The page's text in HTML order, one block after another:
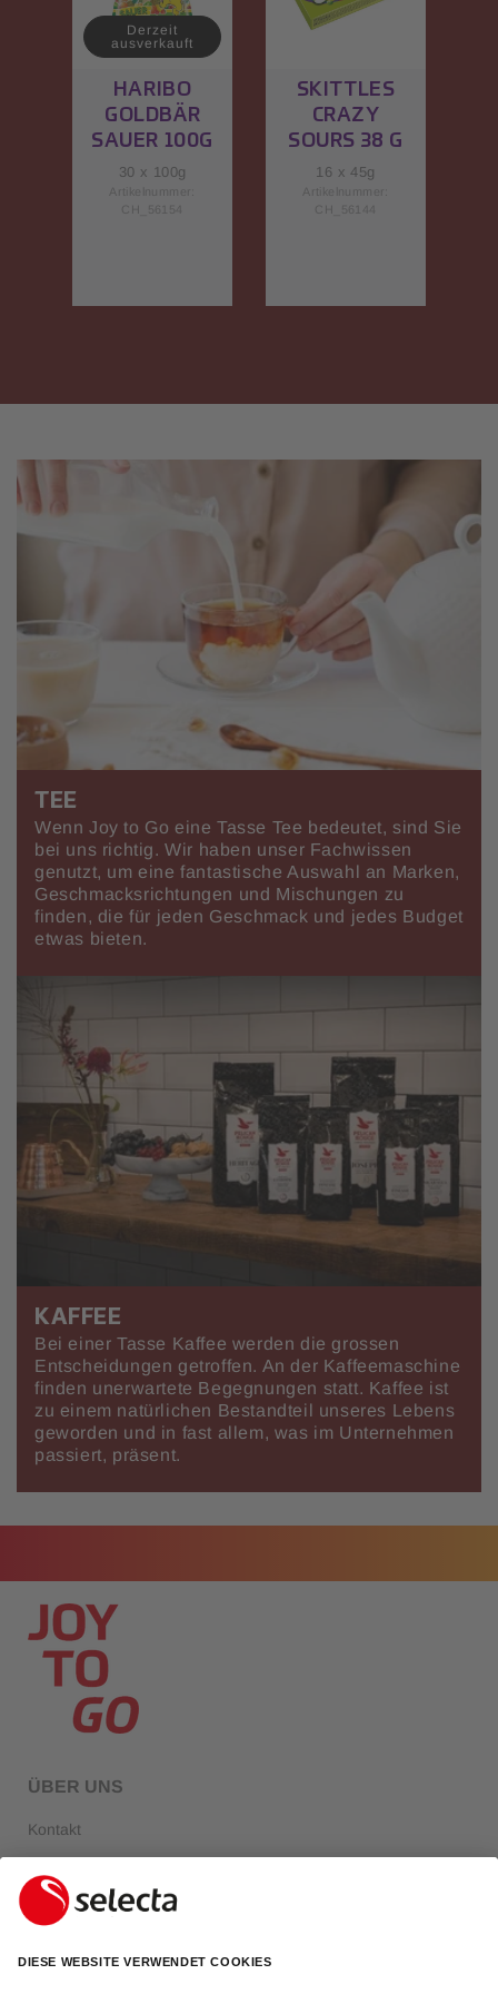
HARIBO
GOLDBÄR
SAUER 100G
30 x 100g
Artikelnummer:
CH_56154
Derzeit
ausverkauft
SKITTLES
CRAZY
SOURS 38 G
16 x 45g
Artikelnummer:
CH_56144
TEE
Wenn Joy to Go eine Tasse Tee bedeutet, sind Sie
bei uns richtig. Wir haben unser Fachwissen
genutzt, um eine fantastische Auswahl an Marken,
Geschmacksrichtungen und Mischungen zu
finden, die für jeden Geschmack und jedes Budget
etwas bieten.
KAFFEE
Bei einer Tasse Kaffee werden die grossen
Entscheidungen getroffen. An der Kaffeemaschine
finden unerwartete Begegnungen statt. Kaffee ist
zu einem natürlichen Bestandteil unseres Lebens
geworden und in fast allem, was im Unternehmen
passiert, präsent.
ÜBER UNS
Kontakt
FAQ